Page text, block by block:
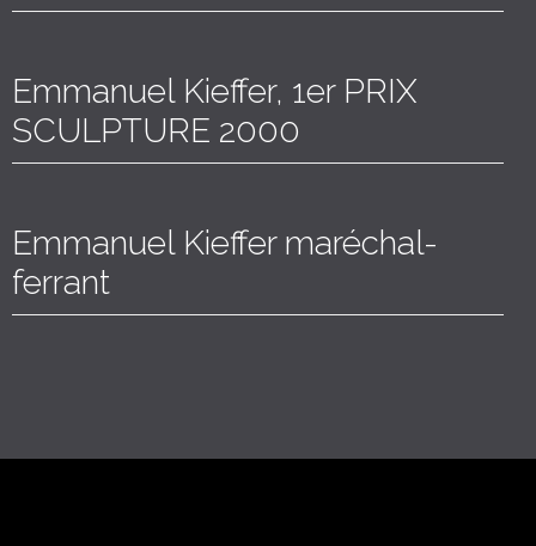
Emmanuel Kieffer, 1er PRIX
SCULPTURE 2000
Emmanuel Kieffer maréchal-
ferrant